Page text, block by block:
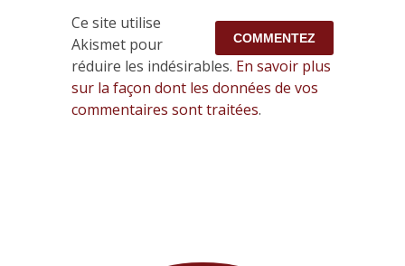
Ce site utilise
Akismet pour
réduire les indésirables. En savoir plus
sur la façon dont les données de vos
commentaires sont traitées.